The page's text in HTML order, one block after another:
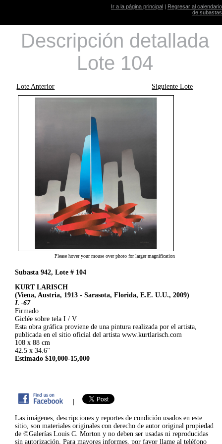
Ir a la página principal | Regresar al calendario
de subastas
Descripción detallada
Lote 104
Lote Anterior Siguiente Lote
Please hover your mouse over photo for larger magnification
Subasta 942, Lote # 104
KURT LARISCH
(Viena, Austria, 1913 - Sarasota, Florida, E.E. U.U., 2009)
L -67
Firmado
Giclée sobre tela I / V
Esta obra gráfica proviene de una pintura realizada por el artista,
publicada en el sitio oficial del artista www.kurtlarisch.com
108 x 88 cm
42.5 x 34.6"
Estimado $10,000-15,000
|
Las imágenes, descripciones y reportes de condición usados en este
sitio, son materiales originales con derecho de autor original propiedad
de ©Galerías Louis C. Morton y no deben ser usadas ni reproducidas
sin autorización. Para mayores informes, por favor llame al teléfono